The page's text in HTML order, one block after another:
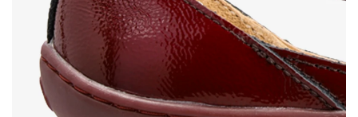
Bedingungenund deren Veröffentlichung
einverstanden.
Bewertung hinzufügen